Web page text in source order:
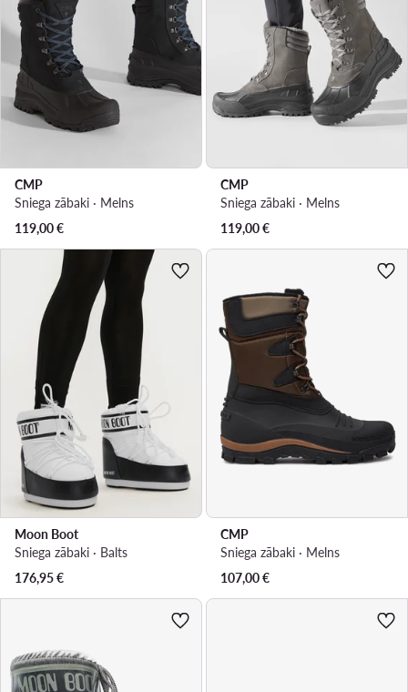
CMP
Sniega zābaki · Melns
119,00€
CMP
Sniega zābaki · Melns
119,00€
Moon Boot
Sniega zābaki · Balts
176,95€
CMP
Sniega zābaki · Melns
107,00€